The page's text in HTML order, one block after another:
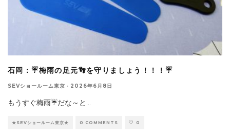
石岡：☔梅雨の足元👣を守りましょう！！！☔
SEVショールーム東京 · 2026年6月8日
もうすぐ梅雨☔だな～と
★SEVショールーム東京★ 0 COMMENTS 0